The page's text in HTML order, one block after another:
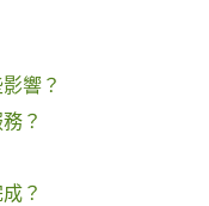
響？
？
？